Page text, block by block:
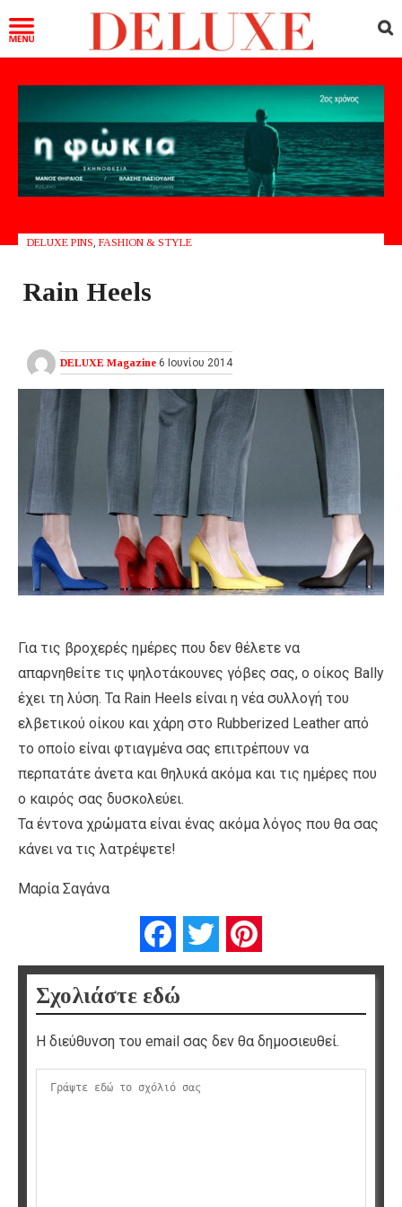
DELUXE PINS FASHION & STYLE
Rain Heels
DELUXE Magazine 6 Ιουνίου 2014
Για τις βροχερές ημέρες που δεν θέλετε να
απαρνηθείτε τις ψηλοτάκουνες γόβες σας, ο οίκος Bally
έχει τη λύση. Τα Rain Heels είναι η νέα συλλογή του
ελβετικού οίκου και χάρη στο Rubberized Leather από
το οποίο είναι φτιαγμένα σας επιτρέπουν να
περπατάτε άνετα και θηλυκά ακόμα και τις ημέρες που
ο καιρός σας δυσκολεύει.
Τα έντονα χρώματα είναι ένας ακόμα λόγος που θα σας
κάνει να τις λατρέψετε!
Μαρία Σαγάνα
FacebookTwitter
Σχολιάστε εδώ
Η διεύθυνση του email σας δεν θα δημοσιευθεί.